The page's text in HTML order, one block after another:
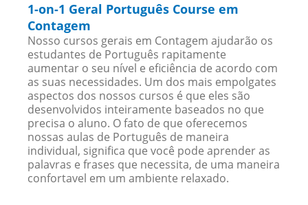
1-on-1 Geral Português Course em
Contagem
Nosso cursos gerais em Contagem ajudarão os
estudantes de Português rapitamente
aumentar o seu nível e eficiência de acordo com
as suas necessidades. Um dos mais empolgates
aspectos dos nossos cursos é que eles são
desenvolvidos inteiramente baseados no que
precisa o aluno. O fato de que oferecemos
nossas aulas de Português de maneira
individual, significa que você pode aprender as
palavras e frases que necessita, de uma maneira
confortavel em um ambiente relaxado.